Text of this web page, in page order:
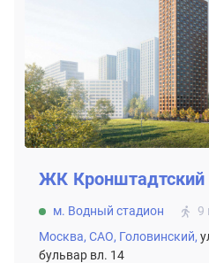
ЖК Кронштадтский
м. Водный стадион
9
Москва, САО, Головинский,
бульвар вл. 14